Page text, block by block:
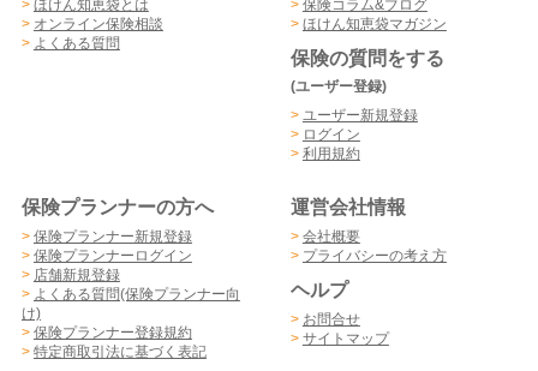
> ほけん知恵袋とは
> オンライン保険相談
> よくある質問
> 保険コラム&ブログ
> ほけん知恵袋マガジン
保険の質問をする
(ユーザー登録)
> ユーザー新規登録
> ログイン
> 利用規約
保険プランナーの方へ
> 保険プランナー新規登録
> 保険プランナーログイン
> 店舗新規登録
> よくある質問(保険プランナー向
け)
> 保険プランナー登録規約
> 特定商取引法に基づく表記
運営会社情報
> 会社概要
> プライバシーの考え方
ヘルプ
> お問合せ
> サイトマップ